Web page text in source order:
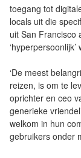
toegang tot
locals uit die
uit San Francisco
‘De meest
reizen, is om te
oprichter en ceo
generieke
welkom in hun
gebruikers onder